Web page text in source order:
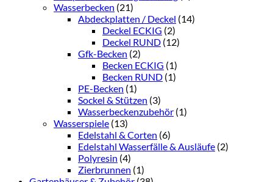
Wasserbecken (21)
Abdeckplatten / Deckel (14)
Deckel ECKIG (2)
Deckel RUND (12)
Gfk-Becken (2)
Becken ECKIG (1)
Becken RUND (1)
PE-Becken (1)
Sockel & Stützen (3)
Wasserbeckenzubehör (1)
Wasserspiele (13)
Edelstahl & Corten (6)
Edelstahl Wasserfälle & Ausläufe (2)
Polyresin (4)
Zierbrunnen (1)